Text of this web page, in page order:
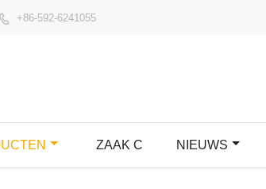
 +86-592-6241055
ZAAK C NIEUWS